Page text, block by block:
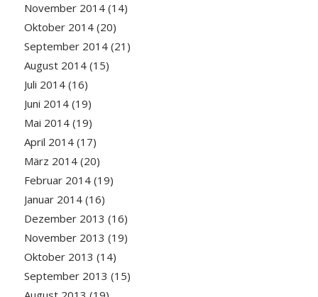
November 2014(14)
Oktober 2014(20)
September 2014(21)
August 2014(15)
Juli 2014(16)
Juni 2014(19)
Mai 2014(19)
April 2014(17)
März 2014(20)
Februar 2014(19)
Januar 2014(16)
Dezember 2013 (16)
November 2013 (19)
Oktober 2013 (14)
September 2013 (15)